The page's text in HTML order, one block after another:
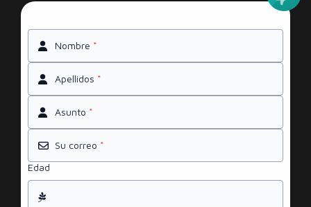
Nombre *
Apellidos *
Asunto *
Su correo *
Edad